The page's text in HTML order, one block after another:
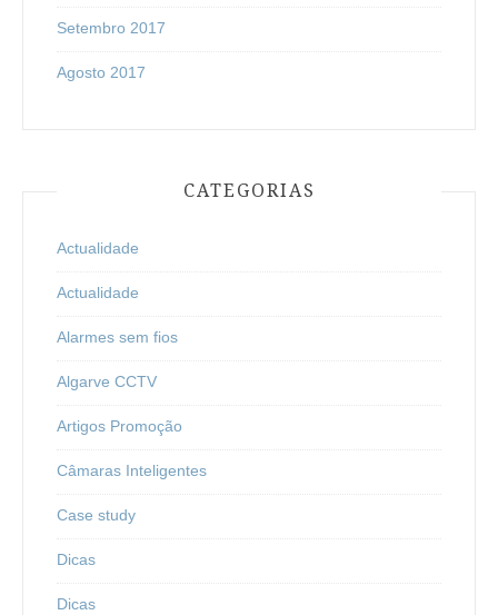
Setembro 2017
Agosto 2017
CATEGORIAS
Actualidade
Actualidade
Alarmes sem fios
Algarve CCTV
Artigos Promoção
Câmaras Inteligentes
Case study
Dicas
Dicas